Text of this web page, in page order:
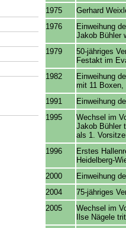
1975
Gerhard
1976
Einweihung
Jakob Bühler
1979
50-jähriges
Festakt im
1982
Einweihung
mit 11 Boxen,
1991
Einweihung
1995
Wechsel im
Jakob Bühler
als 1.
1996
Erstes
Heidelberg-
2000
Einweihung
2004
75-jähriges
2005
Wechsel im
Ilse Nägele